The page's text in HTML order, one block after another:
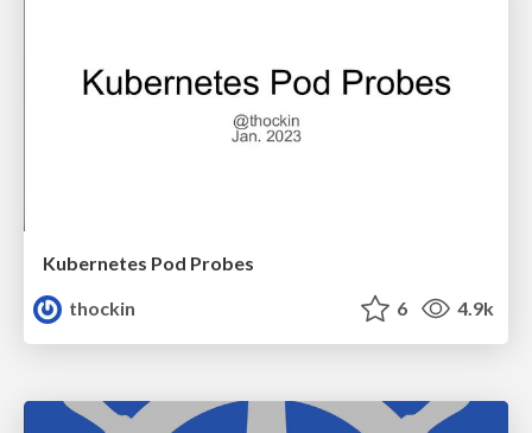
Kubernetes Pod Probes
thockin
6 4.9k